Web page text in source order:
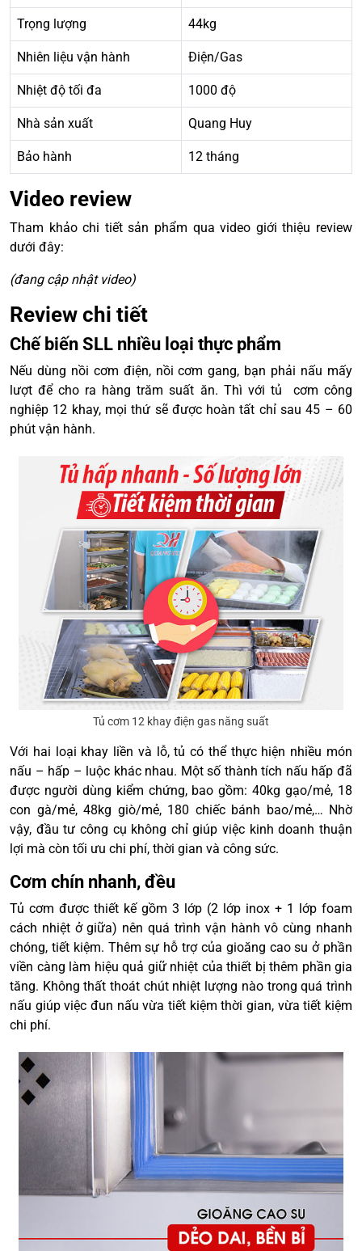
Trọng lượng 44kg
Nhiên liệu vận hành Điện/Gas
Nhiệt độ tối đa 1000 độ
Nhà sản xuất Quang Huy
Bảo hành 12 tháng
Video review
Tham khảo chi tiết sản phẩm qua video giới thiệu review
dưới đây:
(đang cập nhật video)
Review chi tiết
Chế biến SLL nhiều loại thực phẩm
Nếu dùng nồi cơm điện, nồi cơm gang, bạn phải nấu mấy
lượt để cho ra hàng trăm suất ăn. Thì với tủ cơm công
nghiệp 12 khay, mọi thứ sẽ được hoàn tất chỉ sau 45 – 60
phút vận hành.
Tủ cơm 12 khay điện gas năng suất
Với hai loại khay liền và lỗ, tủ có thể thực hiện nhiều món
nấu – hấp – luộc khác nhau. Một số thành tích nấu hấp đã
được người dùng kiểm chứng, bao gồm: 40kg gạo/mẻ, 18
con gà/mẻ, 48kg giò/mẻ, 180 chiếc bánh bao/mẻ,… Nhờ
vậy, đầu tư công cụ không chỉ giúp việc kinh doanh thuận
lợi mà còn tối ưu chi phí, thời gian và công sức.
Cơm chín nhanh, đều
Tủ cơm được thiết kế gồm 3 lớp (2 lớp inox + 1 lớp foam
cách nhiệt ở giữa) nên quá trình vận hành vô cùng nhanh
chóng, tiết kiệm. Thêm sự hỗ trợ của gioăng cao su ở phần
viền càng làm hiệu quả giữ nhiệt của thiết bị thêm phần gia
tăng. Không thất thoát chút nhiệt lượng nào trong quá trình
nấu giúp việc đun nấu vừa tiết kiệm thời gian, vừa tiết kiệm
chi phí.